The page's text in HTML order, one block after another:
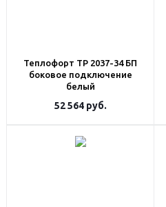
Теплофорт ТР 2037-34 БП
боковое подключение
белый
52 564руб.